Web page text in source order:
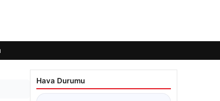
Hava Durumu